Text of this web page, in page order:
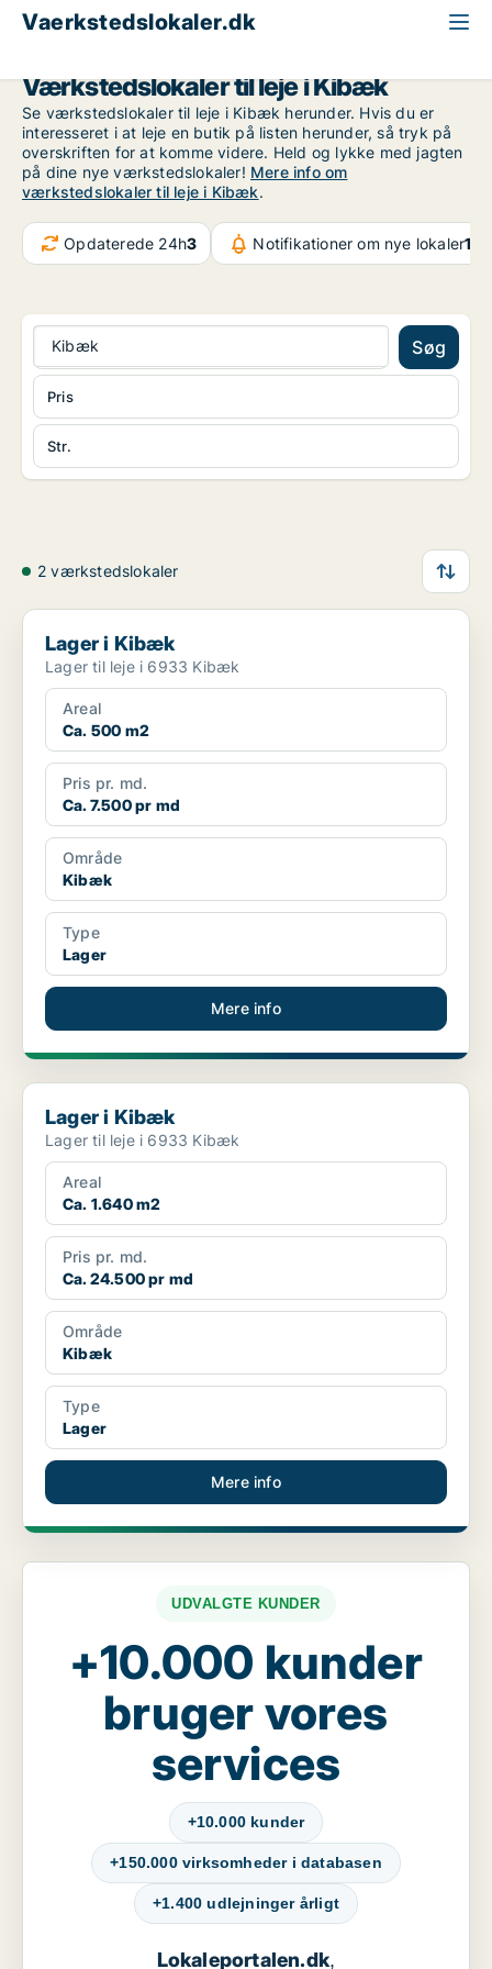
Vaerkstedslokaler.dk
Værkstedslokaler til leje i Kibæk
Se værkstedslokaler til leje i Kibæk herunder. Hvis du er
interesseret i at leje en butik på listen herunder, så tryk på
overskriften for at komme videre. Held og lykke med jagten
på dine nye værkstedslokaler! Mere info om
værkstedslokaler til leje i Kibæk.
Opdaterede 24h3 Notifikationer om nye lokaler107
Kibæk Søg
Str.
Pris
2 værkstedslokaler
Lager i Kibæk
Lager i Kibæk
Lager til leje i 6933 Kibæk
Areal
Ca. 500 m2
Pris pr. md.
Ca. 7.500 pr md
Område
Kibæk
Type
Lager
Mere info
Lager i Kibæk
Lager i Kibæk
Lager til leje i 6933 Kibæk
Areal
Ca. 1.640 m2
Pris pr. md.
Ca. 24.500 pr md
Område
Kibæk
Type
Lager
Mere info
UDVALGTE KUNDER
+10.000 kunder
bruger vores
services
+10.000 kunder
+150.000 virksomheder i databasen
+1.400 udlejninger årligt
Lokaleportalen.dk,